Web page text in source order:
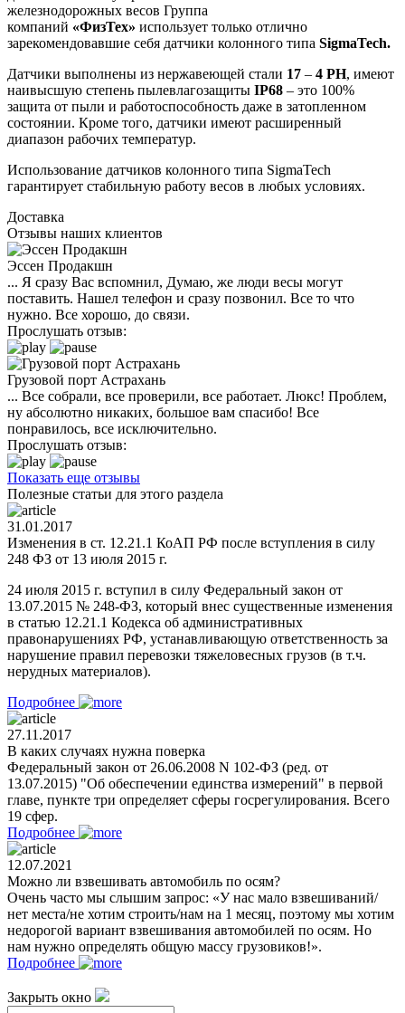
железнодорожных весов Группа
компаний «ФизТех» использует только отлично
зарекомендовавшие себя датчики колонного типа SigmaTech.
Датчики выполнены из нержавеющей стали 17 – 4 PH, имеют
наивысшую степень пылевлагозащиты IP68 – это 100%
защита от пыли и работоспособность даже в затопленном
состоянии. Кроме того, датчики имеют расширенный
диапазон рабочих температур.
Использование датчиков колонного типа SigmaTech
гарантирует стабильную работу весов в любых условиях.
Доставка
Отзывы наших клиентов
Эссен Продакшн
... Я сразу Вас вспомнил, Думаю, же люди весы могут
поставить. Нашел телефон и сразу позвонил. Все то что
нужно. Все хорошо, до связи.
Прослушать отзыв:
Грузовой порт Астрахань
... Все собрали, все проверили, все работает. Люкс! Проблем,
ну абсолютно никаких, большое вам спасибо! Все
понравилось, все исключительно.
Прослушать отзыв:
Показать еще отзывы
Полезные статьи для этого раздела
31.01.2017
Изменения в ст. 12.21.1 КоАП РФ после вступления в силу
248 ФЗ от 13 июля 2015 г.
24 июля 2015 г. вступил в силу Федеральный закон от
13.07.2015 № 248-ФЗ, который внес существенные изменения
в статью 12.21.1 Кодекса об административных
правонарушениях РФ, устанавливающую ответственность за
нарушение правил перевозки тяжеловесных грузов (в т.ч.
нерудных материалов).
Подробнее
27.11.2017
В каких случаях нужна поверка
Федеральный закон от 26.06.2008 N 102-ФЗ (ред. от
13.07.2015) "Об обеспечении единства измерений" в первой
главе, пункте три определяет сферы госрегулирования. Всего
19 сфер.
Подробнее
12.07.2021
Можно ли взвешивать автомобиль по осям?
Очень часто мы слышим запрос: «У нас мало взвешиваний/
нет места/не хотим строить/нам на 1 месяц, поэтому мы хотим
недорогой вариант взвешивания автомобилей по осям. Но
нам нужно определять общую массу грузовиков!».
Подробнее
Закрыть окно